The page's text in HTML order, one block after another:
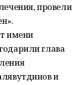
провели
имени
глава
и